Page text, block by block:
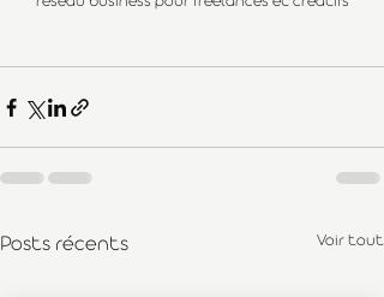
Posts récents Voir tout